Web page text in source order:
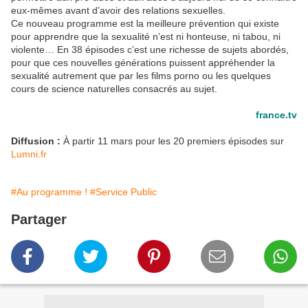
eux-mêmes avant d’avoir des relations sexuelles.
Ce nouveau programme est la meilleure prévention qui existe
pour apprendre que la sexualité n’est ni honteuse, ni tabou, ni
violente… En 38 épisodes c’est une richesse de sujets abordés,
pour que ces nouvelles générations puissent appréhender la
sexualité autrement que par les films porno ou les quelques
cours de science naturelles consacrés au sujet.
france.tv
Diffusion : À partir 11 mars pour les 20 premiers épisodes sur
Lumni.fr
#Au programme ! #Service Public
Partager